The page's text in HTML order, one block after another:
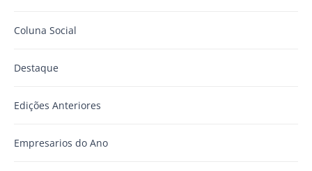
Coluna Social
Destaque
Edições Anteriores
Empresarios do Ano